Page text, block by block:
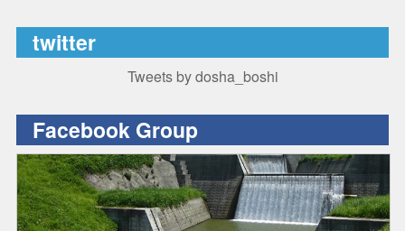
twitter
Tweets by dosha_boshi
Facebook Group